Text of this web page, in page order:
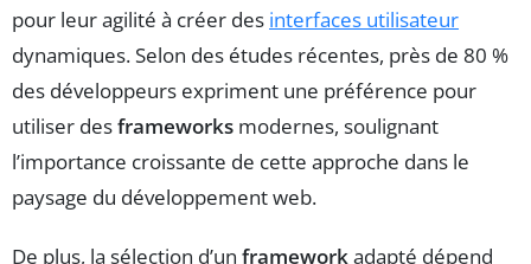
pour leur agilité à créer des interfaces utilisateur
dynamiques. Selon des études récentes, près de 80 %
des développeurs expriment une préférence pour
utiliser desframeworks modernes, soulignant
l’importance croissante de cette approche dans le
paysage du développement web.
De plus, la sélection d’un frameworkadapté dépend